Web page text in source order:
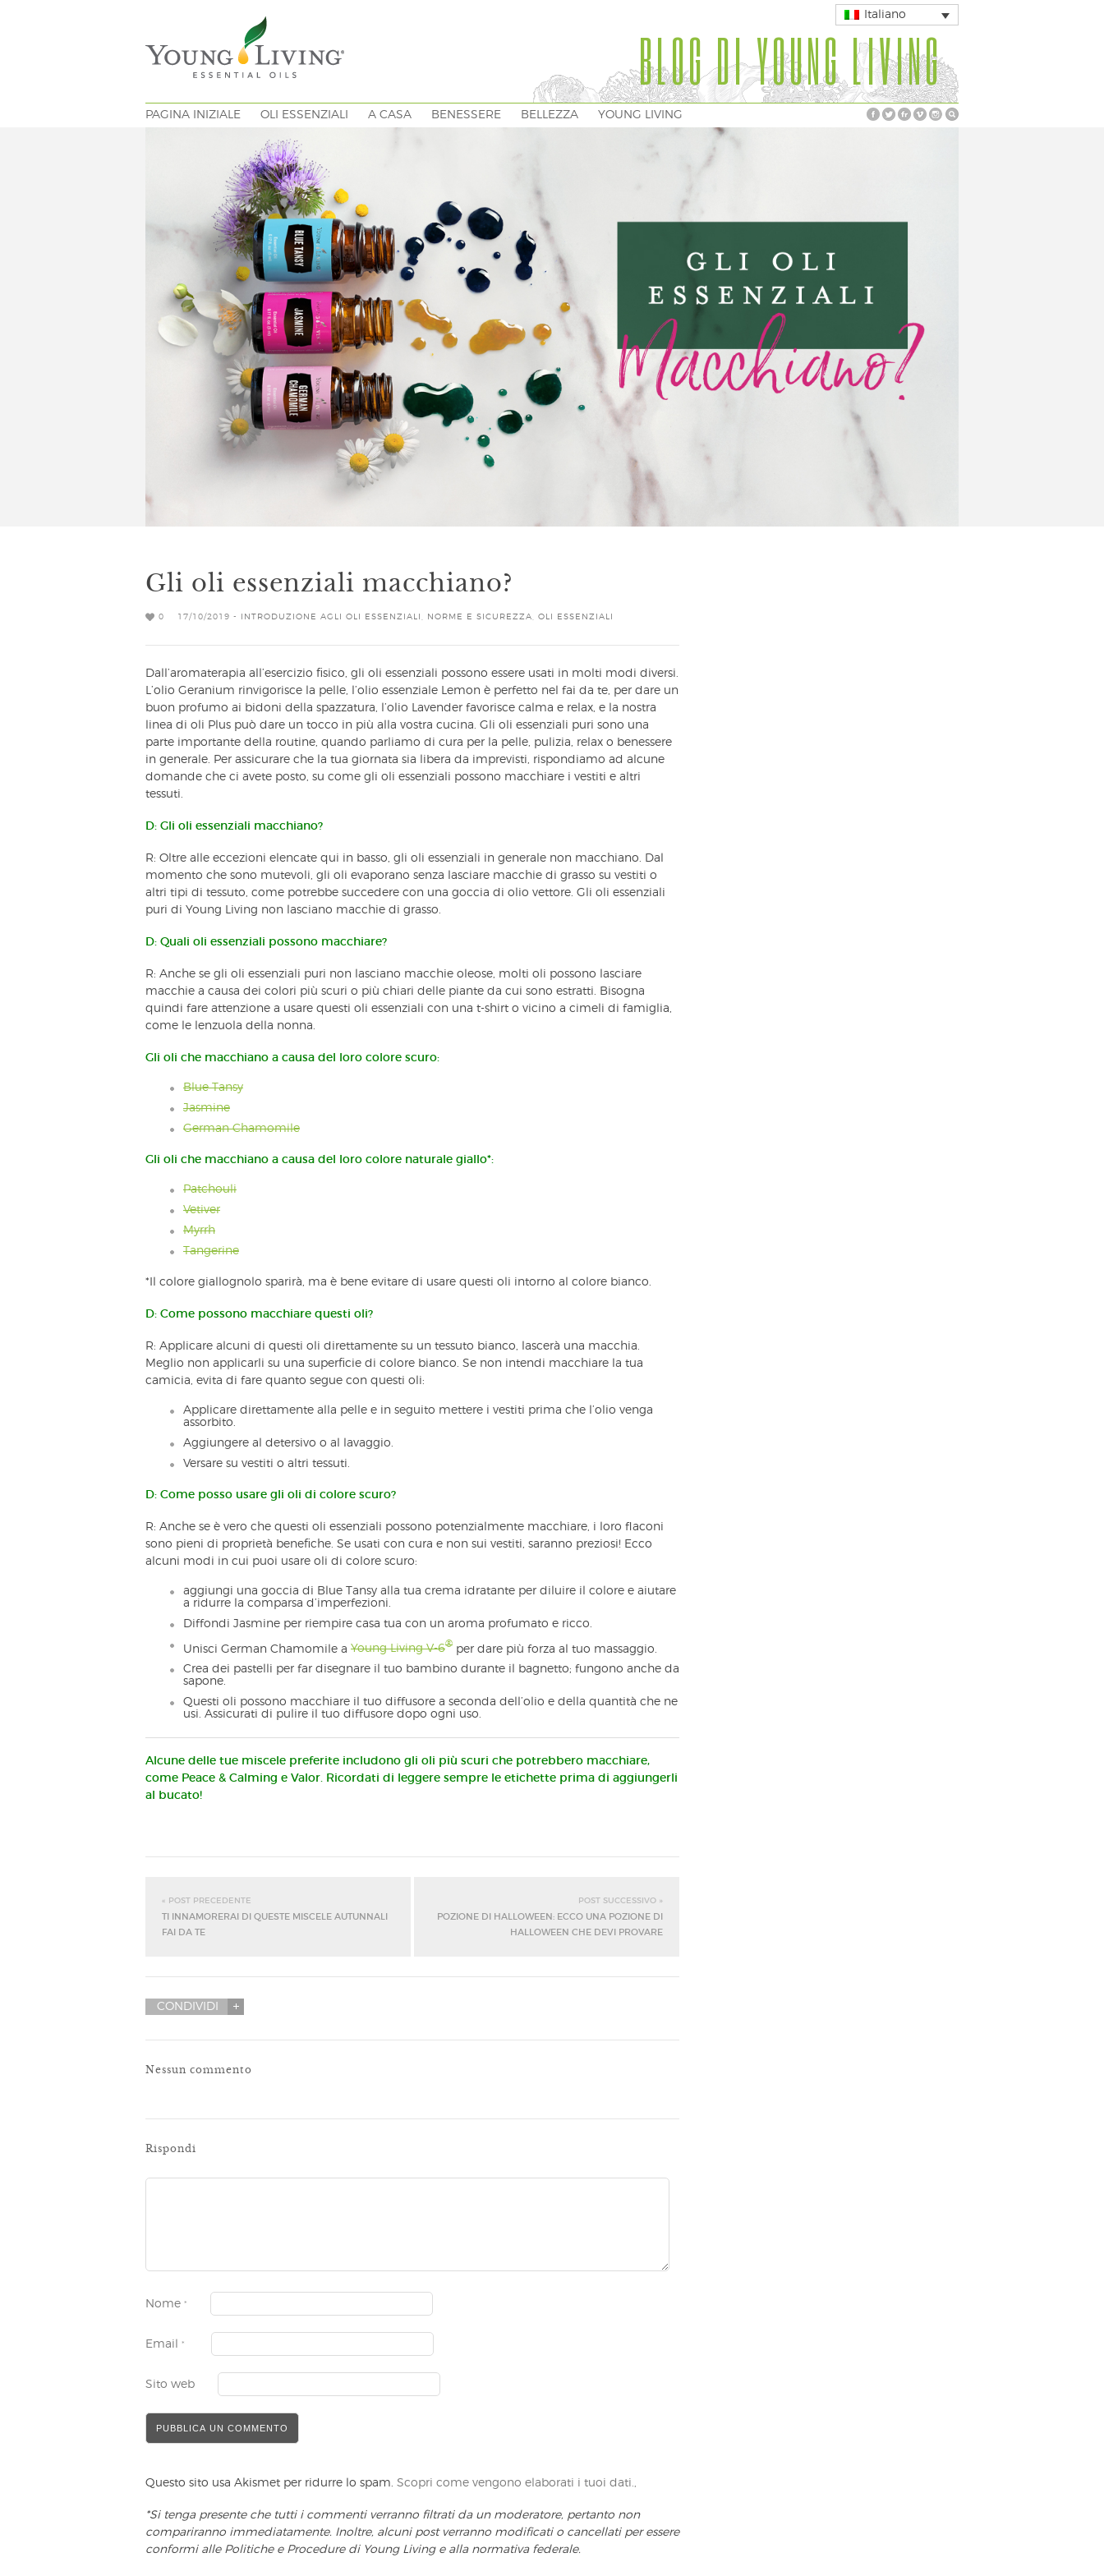
Italiano
BLOG DI YOUNG LIVING
PAGINA INIZIALE OLI ESSENZIALI A CASA BENESSERE BELLEZZA YOUNG LIVING
Gli oli essenziali macchiano?
0 17/10/2019 - INTRODUZIONE AGLI OLI ESSENZIALI NORME E SICUREZZA OLI ESSENZIALI
Dall’aromaterapia all’esercizio fisico, gli oli essenziali possono essere usati in molti modi diversi.
L’olio Geranium rinvigorisce la pelle, l’olio essenziale Lemon è perfetto nel fai da te, per dare un
buon profumo ai bidoni della spazzatura, l’olio Lavender favorisce calma e relax, e la nostra
linea di oli Plus può dare un tocco in più alla vostra cucina. Gli oli essenziali puri sono una
parte importante della routine, quando parliamo di cura per la pelle, pulizia, relax o benessere
in generale. Per assicurare che la tua giornata sia libera da imprevisti, rispondiamo ad alcune
domande che ci avete posto, su come gli oli essenziali possono macchiare i vestiti e altri
tessuti.
D: Gli oli essenziali macchiano?
R: Oltre alle eccezioni elencate qui in basso, gli oli essenziali in generale non macchiano. Dal
momento che sono mutevoli, gli oli evaporano senza lasciare macchie di grasso su vestiti o
altri tipi di tessuto, come potrebbe succedere con una goccia di olio vettore. Gli oli essenziali
puri di Young Living non lasciano macchie di grasso.
D: Quali oli essenziali possono macchiare?
R: Anche se gli oli essenziali puri non lasciano macchie oleose, molti oli possono lasciare
macchie a causa dei colori più scuri o più chiari delle piante da cui sono estratti. Bisogna
quindi fare attenzione a usare questi oli essenziali con una t-shirt o vicino a cimeli di famiglia,
come le lenzuola della nonna.
Gli oli che macchiano a causa del loro colore scuro:
Blue Tansy
Jasmine
German Chamomile
Gli oli che macchiano a causa del loro colore naturale giallo*:
Patchouli
Vetiver
Myrrh
Tangerine
*Il colore giallognolo sparirà, ma è bene evitare di usare questi oli intorno al colore bianco.
D: Come possono macchiare questi oli?
R: Applicare alcuni di questi oli direttamente su un tessuto bianco, lascerà una macchia.
Meglio non applicarli su una superficie di colore bianco. Se non intendi macchiare la tua
camicia, evita di fare quanto segue con questi oli:
Applicare direttamente alla pelle e in seguito mettere i vestiti prima che l’olio venga
assorbito.
Aggiungere al detersivo o al lavaggio.
Versare su vestiti o altri tessuti.
D: Come posso usare gli oli di colore scuro?
R: Anche se è vero che questi oli essenziali possono potenzialmente macchiare, i loro flaconi
sono pieni di proprietà benefiche. Se usati con cura e non sui vestiti, saranno preziosi! Ecco
alcuni modi in cui puoi usare oli di colore scuro:
aggiungi una goccia di Blue Tansy alla tua crema idratante per diluire il colore e aiutare
a ridurre la comparsa d’imperfezioni.
Diffondi Jasmine per riempire casa tua con un aroma profumato e ricco.
Unisci German Chamomile a Young Living V-6® per dare più forza al tuo massaggio.
Crea dei pastelli per far disegnare il tuo bambino durante il bagnetto; fungono anche da
sapone.
Questi oli possono macchiare il tuo diffusore a seconda dell’olio e della quantità che ne
usi. Assicurati di pulire il tuo diffusore dopo ogni uso.
Alcune delle tue miscele preferite includono gli oli più scuri che potrebbero macchiare,
come Peace & Calming e Valor. Ricordati di leggere sempre le etichette prima di aggiungerli
al bucato!
« POST PRECEDENTE
TI INNAMORERAI DI QUESTE MISCELE AUTUNNALI
FAI DA TE
POST SUCCESSIVO »
POZIONE DI HALLOWEEN: ECCO UNA POZIONE DI
HALLOWEEN CHE DEVI PROVARE
CONDIVIDI
Nessun commento
Rispondi
Nome *
Email *
Sito web
Questo sito usa Akismet per ridurre lo spam. Scopri come vengono elaborati i tuoi dati.,
*Si tenga presente che tutti i commenti verranno filtrati da un moderatore, pertanto non
compariranno immediatamente. Inoltre, alcuni post verranno modificati o cancellati per essere
conformi alle Politiche e Procedure di Young Living e alla normativa federale.